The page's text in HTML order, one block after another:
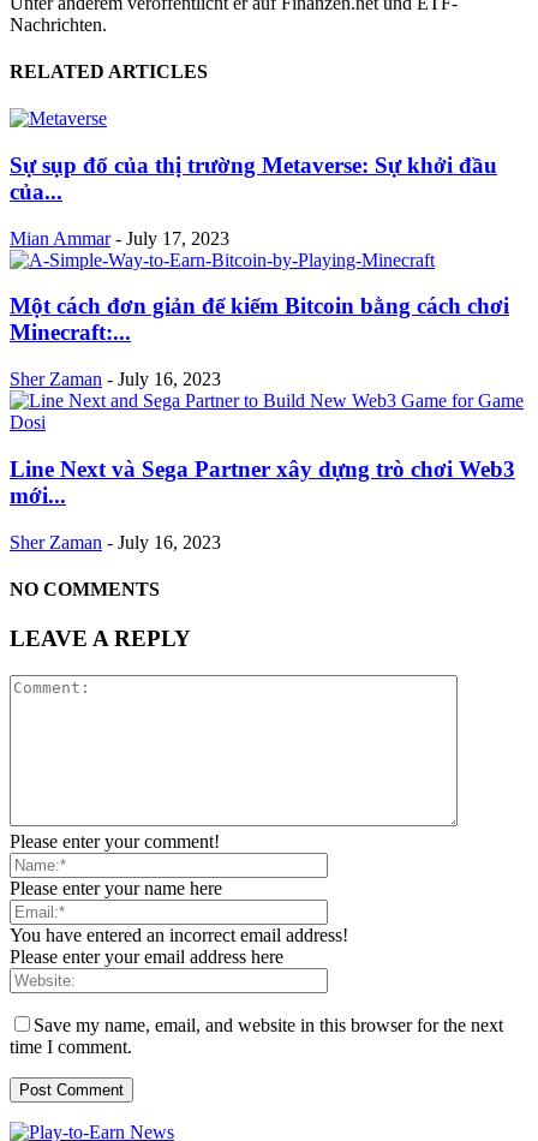
Nachrichten.
RELATED ARTICLES
Sự sụp đổ của thị trường Metaverse: Sự khởi đầu
của...
Mian Ammar - July 17, 2023
Một cách đơn giản để kiếm Bitcoin bằng cách chơi
Minecraft:...
Sher Zaman - July 16, 2023
Line Next và Sega Partner xây dựng trò chơi Web3
mới...
Sher Zaman - July 16, 2023
NO COMMENTS
LEAVE A REPLY
Please enter your comment!
Please enter your name here
You have entered an incorrect email address!
Please enter your email address here
Save my name, email, and website in this browser for the next
time I comment.